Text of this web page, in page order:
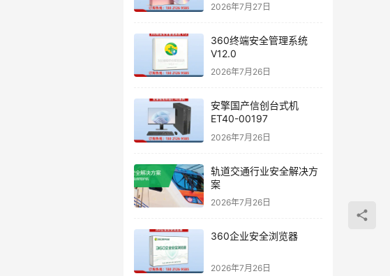
2026年7月27日
360终端安全管理系统
V12.0
2026年7月26日
安擎国产信创台式机
ET40-00197
2026年7月26日
轨道交通行业安全解决方
案
2026年7月26日
360企业安全浏览器
2026年7月26日